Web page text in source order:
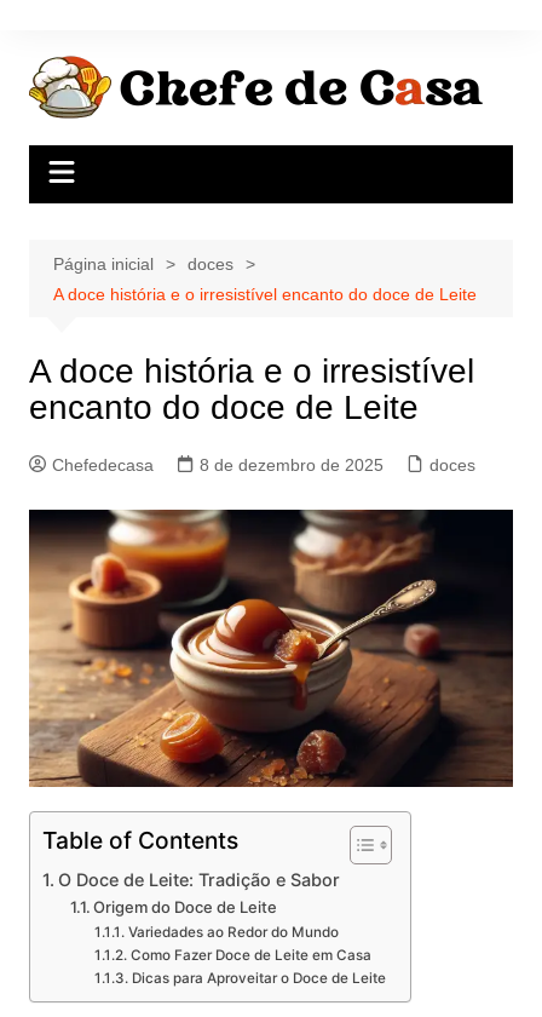
conteúdo
Página inicial
doces
A doce história e o irresistível encanto do doce de Leite
A doce história e o irresistível
encanto do doce de Leite
Chefedecasa 8 de dezembro de 2025 doces
Table of Contents
O Doce de Leite: Tradição e Sabor
Origem do Doce de Leite
Variedades ao Redor do Mundo
Como Fazer Doce de Leite em Casa
Dicas para Aproveitar o Doce de Leite